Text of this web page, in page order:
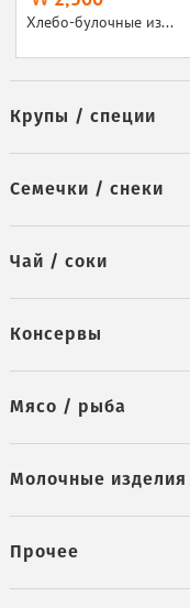
Хлебо-булочные из...
Крупы / специи
Семечки / снеки
Чай / соки
Консервы
Мясо / рыба
Молочные изделия
Прочее